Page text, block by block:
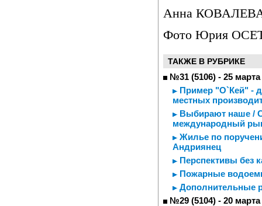
Анна
Фото Юрия
ТАКЖЕ В РУБРИКЕ
№31 (5106) - 25 марта
Пример "О`Кей" -
местных
Выбирают наше /
международный
Жилье по
Андриянец
Перспективы без
Пожарные
Дополнительные
№29 (5104) - 20 марта